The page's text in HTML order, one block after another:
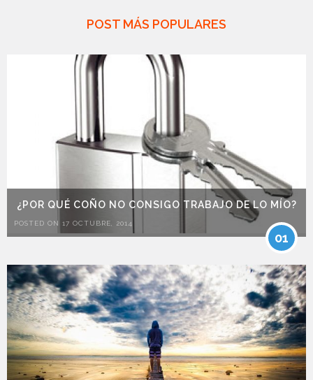
POST MÁS POPULARES
¿POR QUÉ COÑO NO CONSIGO TRABAJO DE LO MÍO?
POSTED ON 17 OCTUBRE, 2014
01